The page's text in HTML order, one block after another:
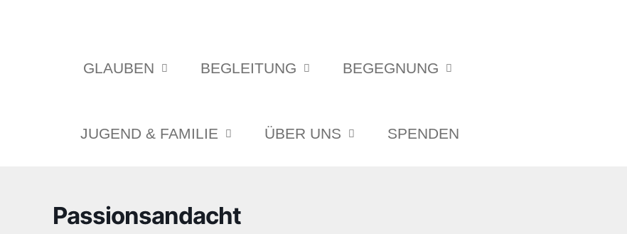
GLAUBEN BEGLEITUNG BEGEGNUNG
JUGEND & FAMILIE ÜBER UNS SPENDEN
Passionsandacht